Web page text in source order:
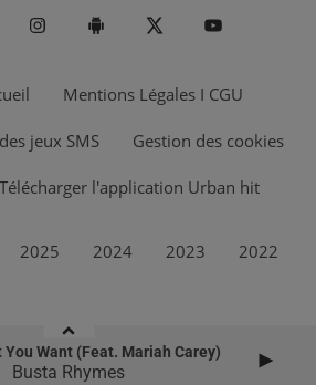
You Want (feat. Mariah Carey)
Busta Rhymes
Mentions Légales I CGU
jeux SMS Gestion des cookies
Télécharger l'application Urban hit
2025 2024 2023 2022